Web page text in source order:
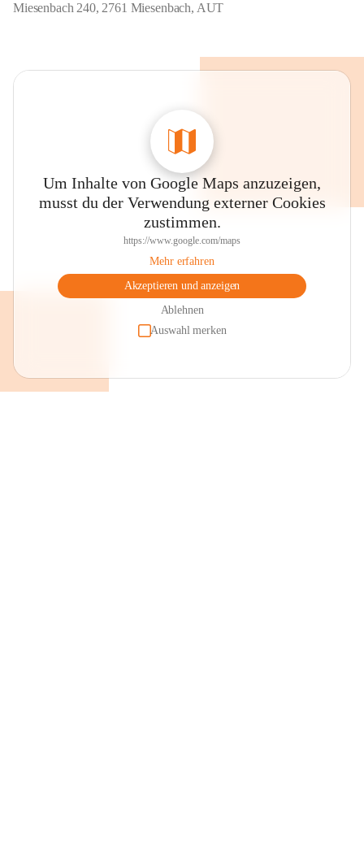
Miesenbach 240, 2761 Miesenbach, AUT
Um Inhalte von Google Maps anzuzeigen,
musst du der Verwendung externer Cookies
zustimmen.
https://www.google.com/maps
Mehr erfahren
Akzeptieren und anzeigen
Ablehnen
Auswahl merken